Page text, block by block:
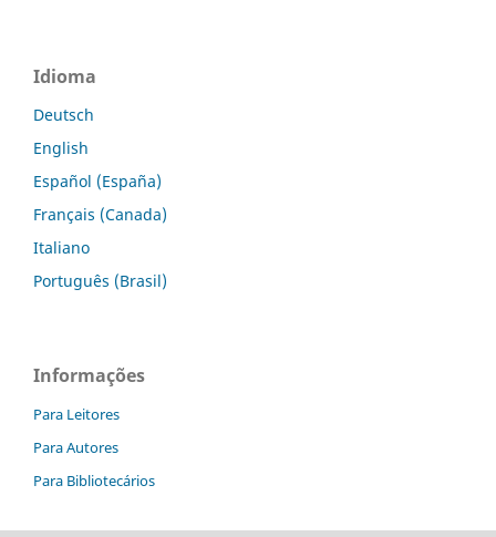
Idioma
Deutsch
English
Español (España)
Français (Canada)
Italiano
Português (Brasil)
Informações
Para Leitores
Para Autores
Para Bibliotecários